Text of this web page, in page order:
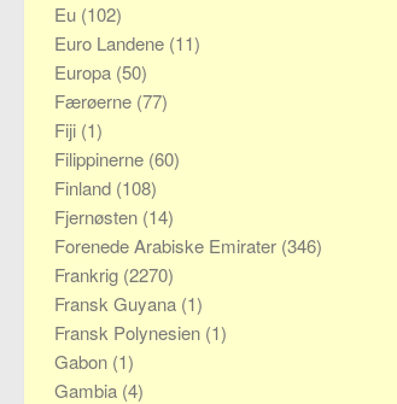
Eu (102)
Euro Landene (11)
Europa (50)
Færøerne (77)
Fiji (1)
Filippinerne (60)
Finland (108)
Fjernøsten (14)
Forenede Arabiske Emirater (346)
Frankrig (2270)
Fransk Guyana (1)
Fransk Polynesien (1)
Gabon (1)
Gambia (4)